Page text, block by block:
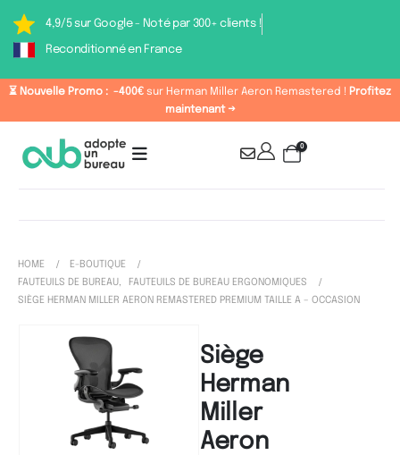
4,9/5 sur Google - Noté par 300+ clients !
Reconditionné en France
⏳ Nouvelle Promo : -400€ sur Herman Miller Aeron Remastered ! Profitez
maintenant →
0
HOME
E-BOUTIQUE
FAUTEUILS DE BUREAU,
FAUTEUILS DE BUREAU ERGONOMIQUES
SIÈGE HERMAN MILLER AERON REMASTERED PREMIUM TAILLE A – OCCASION
Siège
Herman
Miller
Aeron